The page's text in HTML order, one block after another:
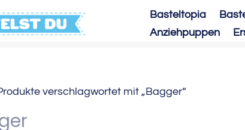
Basteltopia
Anziehpuppen
verschlagwortet mit „Bagger“